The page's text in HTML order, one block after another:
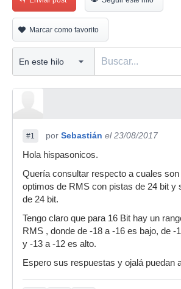
Marcar como favorito
#1 por Sebastián el 23/08/2017
Hola hispasonicos.
Quería consultar respecto a cuales
optimos de RMS con pistas de 24 bit y
de 24 bit.
Tengo claro que para 16 Bit hay un
RMS , donde de -18 a -16 es bajo, de -
y -13 a -12 es alto.
Espero sus respuestas y ojalá puedan